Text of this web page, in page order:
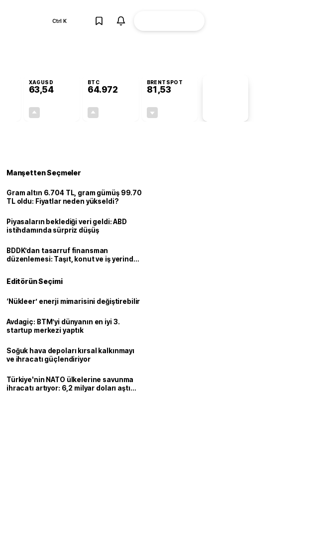
Ctrl K
XAGUSD
63,54
BTC
64.972
BRENTSPOT
81,53
Manşetten Seçmeler
Gram altın 6.704 TL, gram gümüş 99.70
TL oldu: Fiyatlar neden yükseldi?
Piyasaların beklediği veri geldi: ABD
istihdamında sürpriz düşüş
BDDK’dan tasarruf finansman
düzenlemesi: Taşıt, konut ve iş yerinde
Editörün Seçimi
‘Nükleer’ enerji mimarisini değiştirebilir
Avdagiç: BTM’yi dünyanın en iyi 3.
startup merkezi yaptık
Soğuk hava depoları kırsal kalkınmayı
ve ihracatı güçlendiriyor
Türkiye'nin NATO ülkelerine savunma
ihracatı artıyor: 6,2 milyar doları aştı